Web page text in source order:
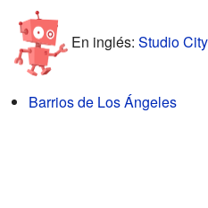
En inglés: Studio
Barrios de Los Ángeles